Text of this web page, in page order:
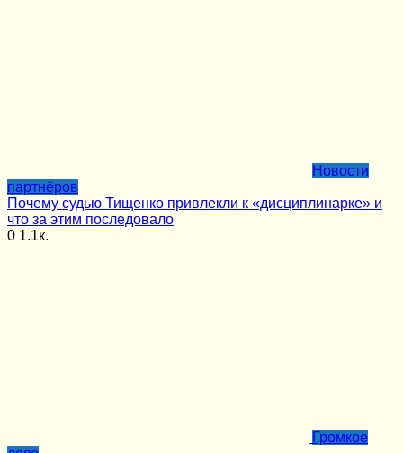
Новости
партнёров
Почему судью Тищенко привлекли к «дисциплинарке» и
что за этим последовало
0 1.1к.
Громкое